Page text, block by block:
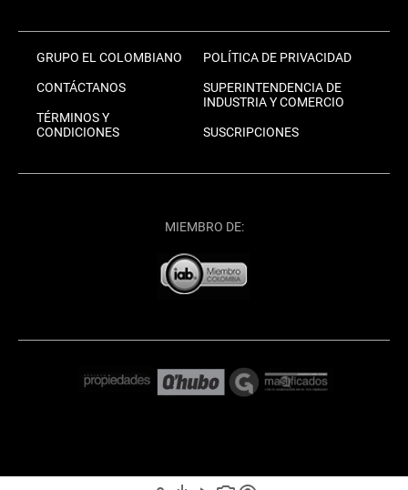
GRUPO EL COLOMBIANO
CONTÁCTANOS
TÉRMINOS Y
CONDICIONES
POLÍTICA DE PRIVACIDAD
SUPERINTENDENCIA DE
INDUSTRIA Y COMERCIO
SUSCRIPCIONES
MIEMBRO DE: